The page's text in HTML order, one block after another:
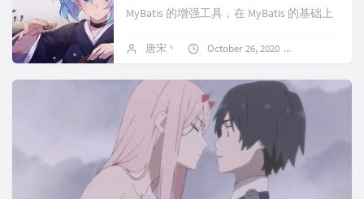
MyBatis 的增强工具，在 MyBatis 的基础上
率而生。
唐宋丶 October 26, 2020